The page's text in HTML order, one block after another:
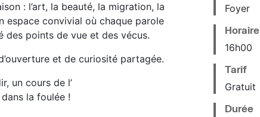
: l’art, la beauté, la migration, la
espace convivial où chaque parole
points de vue et des vécus.
et de curiosité partagée.
un cours de l’
la foulée !
Foyer
Horaire
16h00
Tarif
Gratuit
Durée